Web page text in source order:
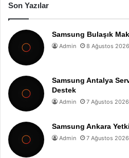
Son Yazılar
Samsung Bulaşık
Admin 8 Ağustos 2026
Samsung Antalya
Destek
Admin 7 Ağustos 2026
Samsung Ankara
Admin 7 Ağustos 2026